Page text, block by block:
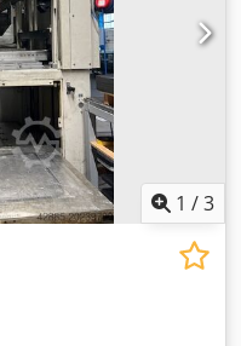
1 /3